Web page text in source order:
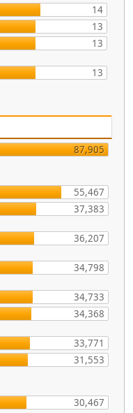
14
13
13
13
87,905
55,467
37,383
36,207
34,798
34,733
34,368
33,771
31,553
30,467